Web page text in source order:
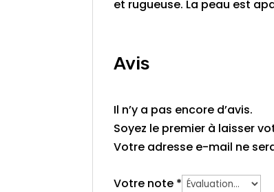
et rugueuse. La peau est
Avis
Il n’y a pas encore d’avis.
Soyez le premier à laisser
Votre adresse e-mail ne
Votre note *